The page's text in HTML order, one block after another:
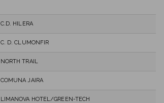
C.D. HILERA
C. D. CLUMONFIR
NORTH TRAIL
COMUNA JAIRA
LIMANOVA HOTEL/GREEN-TECH